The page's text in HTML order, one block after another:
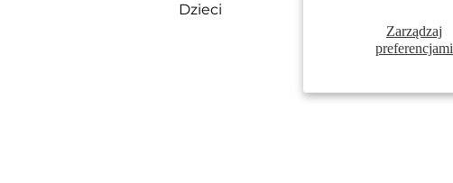
Zarządzaj
preferencjami
Dzieci